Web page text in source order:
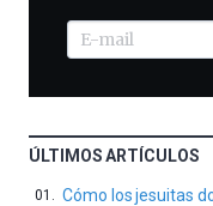
ÚLTIMOS ARTÍCULOS
Cómo los jesuitas